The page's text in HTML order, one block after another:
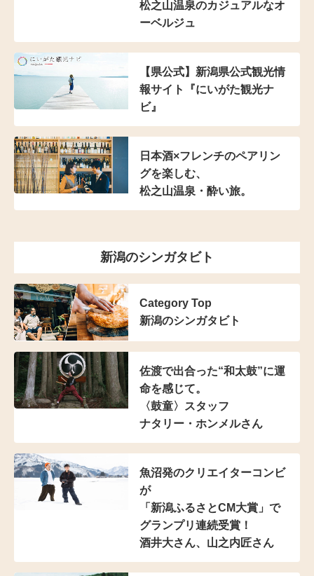
松之山温泉のカジュアルなオ
ーベルジュ
【県公式】新潟県公式観光情
報サイト『にいがた観光ナ
ビ』
日本酒×フレンチのペアリン
グを楽しむ、
松之山温泉・酔い旅。
新潟のシンガタビト
Category Top
新潟のシンガタビト
佐渡で出合った“和太鼓”に運
命を感じて。
〈鼓童〉スタッフ
ナタリー・ホンメルさん
魚沼発のクリエイターコンビ
が
「新潟ふるさとCM大賞」で
グランプリ連続受賞！
酒井大さん、山之内匠さん